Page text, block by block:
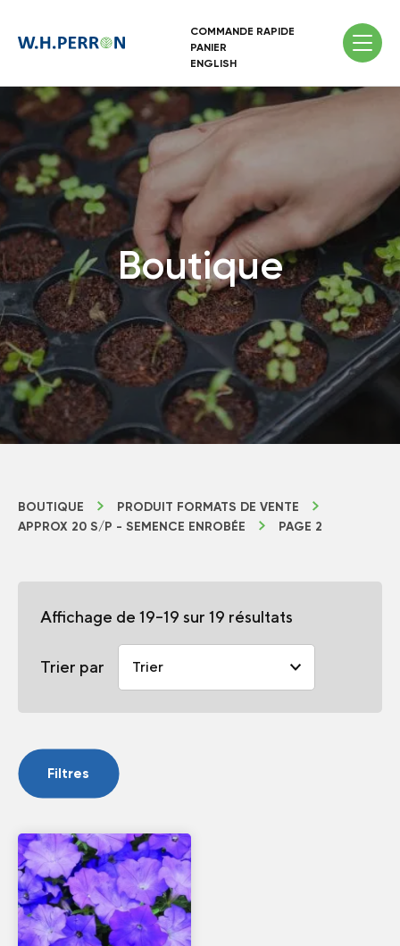
COMMANDE RAPIDE
PANIER
ENGLISH
Boutique
BOUTIQUE
PRODUIT FORMATS DE VENTE
APPROX 20 S/P - SEMENCE ENROBÉE
PAGE 2
Affichage de 19–19 sur 19 résultats
Trier par
Filtres